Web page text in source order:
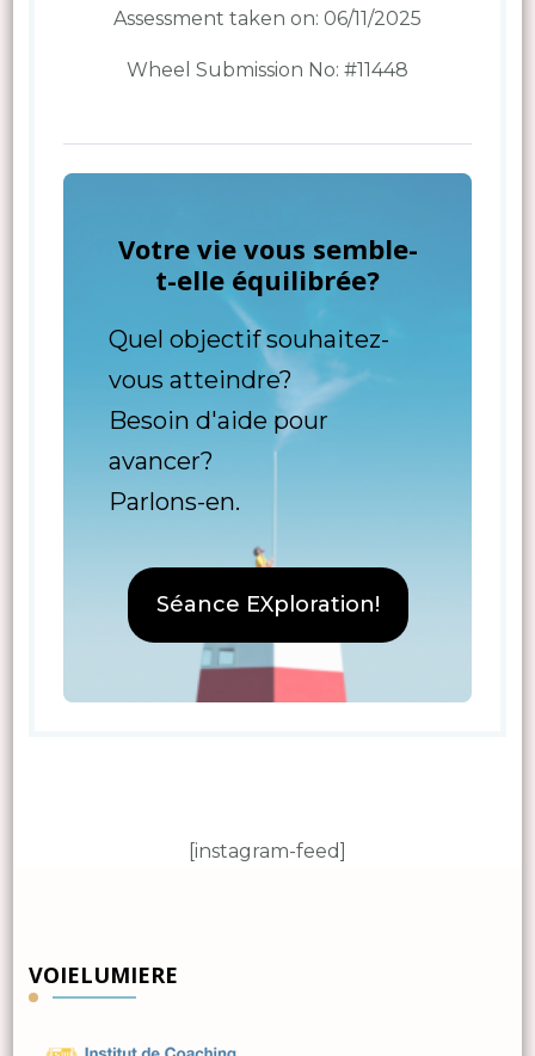
Assessment taken on: 06/11/2025
Wheel Submission No: #11448
Votre vie vous semble-
t-elle équilibrée?
Quel objectif souhaitez-
vous atteindre?
Besoin d'aide pour
avancer?
Parlons-en.
Séance EXploration!
[instagram-feed]
VOIELUMIERE